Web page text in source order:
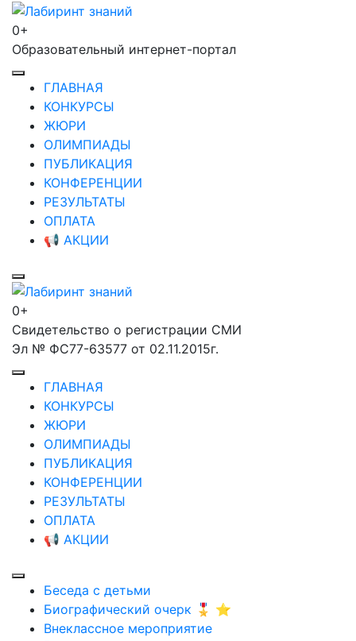
Перейти
содержимому
Enter)
Лабиринт знаний
0+
Образовательный интернет-портал
ГЛАВНАЯ
КОНКУРСЫ
ЖЮРИ
ОЛИМПИАДЫ
ПУБЛИКАЦИЯ
КОНФЕРЕНЦИИ
РЕЗУЛЬТАТЫ
ОПЛАТА
📢 АКЦИИ
Лабиринт знаний
0+
Свидетельство о регистрации СМИ
Эл № ФС77-63577 от 02.11.2015г.
ГЛАВНАЯ
КОНКУРСЫ
ЖЮРИ
ОЛИМПИАДЫ
ПУБЛИКАЦИЯ
КОНФЕРЕНЦИИ
РЕЗУЛЬТАТЫ
ОПЛАТА
📢 АКЦИИ
Беседа с детьми
Биографический очерк 🎖️ ⭐
Внеклассное мероприятие